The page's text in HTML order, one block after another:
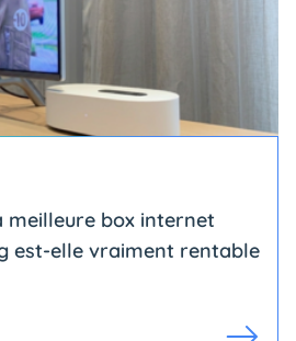
meilleure box internet
est-elle vraiment rentable